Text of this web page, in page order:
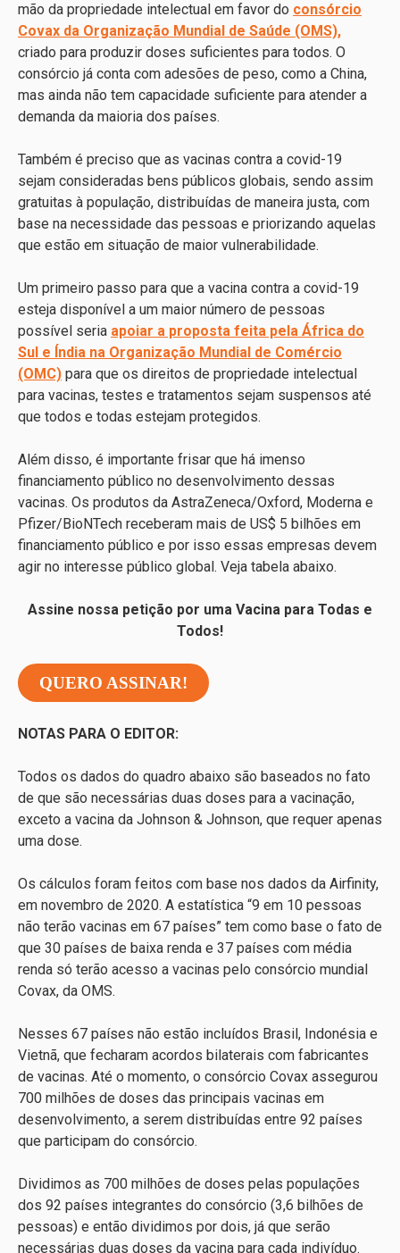
mão da propriedade intelectual em favor do consórcio
Covax da Organização Mundial de Saúde (OMS),
criado para produzir doses suficientes para todos. O
consórcio já conta com adesões de peso, como a China,
mas ainda não tem capacidade suficiente para atender a
demanda da maioria dos países.
Também é preciso que as vacinas contra a covid-19
sejam consideradas bens públicos globais, sendo assim
gratuitas à população, distribuídas de maneira justa, com
base na necessidade das pessoas e priorizando aquelas
que estão em situação de maior vulnerabilidade.
Um primeiro passo para que a vacina contra a covid-19
esteja disponível a um maior número de pessoas
possível seria apoiar a proposta feita pela África do
Sul e Índia na Organização Mundial de Comércio
(OMC) para que os direitos de propriedade intelectual
para vacinas, testes e tratamentos sejam suspensos até
que todos e todas estejam protegidos.
Além disso, é importante frisar que há imenso
financiamento público no desenvolvimento dessas
vacinas. Os produtos da AstraZeneca/Oxford, Moderna e
Pfizer/BioNTech receberam mais de US$ 5 bilhões em
financiamento público e por isso essas empresas devem
agir no interesse público global. Veja tabela abaixo.
Assine nossa petição por uma Vacina para Todas e
Todos!
QUERO ASSINAR!
NOTAS PARA O EDITOR:
Todos os dados do quadro abaixo são baseados no fato
de que são necessárias duas doses para a vacinação,
exceto a vacina da Johnson & Johnson, que requer apenas
uma dose.
Os cálculos foram feitos com base nos dados da Airfinity,
em novembro de 2020. A estatística “9 em 10 pessoas
não terão vacinas em 67 países” tem como base o fato de
que 30 países de baixa renda e 37 países com média
renda só terão acesso a vacinas pelo consórcio mundial
Covax, da OMS.
Nesses 67 países não estão incluídos Brasil, Indonésia e
Vietnã, que fecharam acordos bilaterais com fabricantes
de vacinas. Até o momento, o consórcio Covax assegurou
700 milhões de doses das principais vacinas em
desenvolvimento, a serem distribuídas entre 92 países
que participam do consórcio.
Dividimos as 700 milhões de doses pelas populações
dos 92 países integrantes do consórcio (3,6 bilhões de
pessoas) e então dividimos por dois, já que serão
necessárias duas doses da vacina para cada indivíduo.